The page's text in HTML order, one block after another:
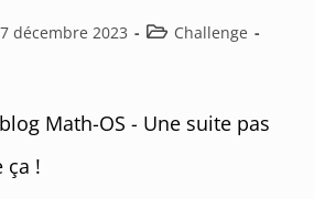
décembre 2023
PostChallenge
Math-OS - Une suite pas
ça !